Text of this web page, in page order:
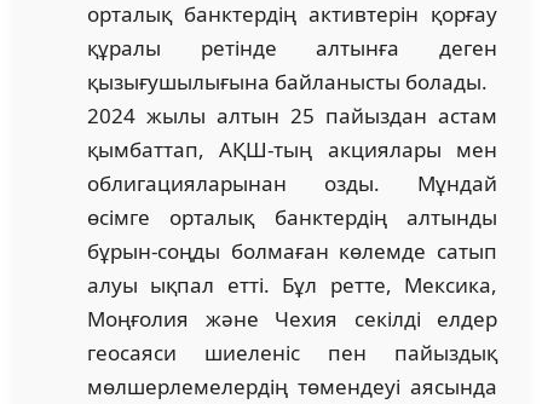
орта­лық банктердің активтерін қорғау
құралы ретінде алтынға деген
қызығушы­лығына байланысты болады.
2024 жылы алтын 25 пайыздан астам
қымбаттап, АҚШ-тың акциялары мен
облигацияларынан озды. Мұндай
өсімге орталық банктердің алтынды
бұрын-соңды болмаған көлемде сатып
алуы ықпал етті. Бұл ретте, Мексика,
Моңғолия және Чехия секілді елдер
геосаяси шиеленіс пен пайыздық
мөлшерлемелердің төмендеуі аясында